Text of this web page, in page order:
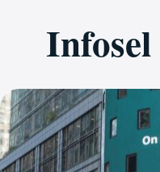
Infosel